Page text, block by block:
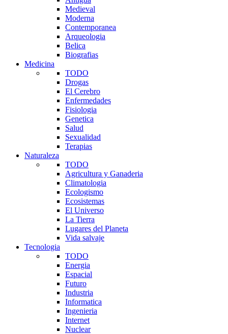
Medieval
Moderna
Contemporanea
Arqueologia
Belica
Biografias
Medicina
TODO
Drogas
El Cerebro
Enfermedades
Fisiologia
Genetica
Salud
Sexualidad
Terapias
Naturaleza
TODO
Agricultura y Ganaderia
Climatologia
Ecologismo
Ecosistemas
El Universo
La Tierra
Lugares del Planeta
Vida salvaje
Tecnologia
TODO
Energia
Espacial
Futuro
Industria
Informatica
Ingenieria
Internet
Nuclear